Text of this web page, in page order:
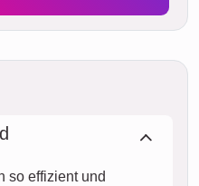
so effizient und